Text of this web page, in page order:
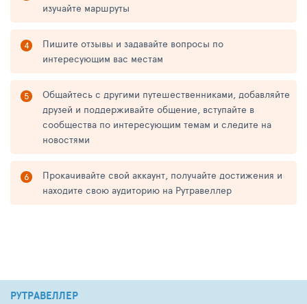
изучайте маршруты
Пишите отзывы и задавайте вопросы по
интересующим вас местам
Общайтесь с другими путешественниками, добавляйте
друзей и поддерживайте общение, вступайте в
сообщества по интересующим темам и следите на
новостями
Прокачивайте свой аккаунт, получайте достижения и
находите свою аудиторию на Рутравеллер
РУТРАВЕЛЛЕР